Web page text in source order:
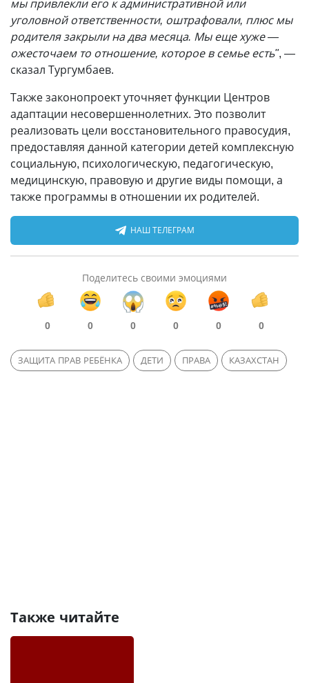
мы привлекли его к административной или
уголовной ответственности, оштрафовали, плюс мы
родителя закрыли на два месяца. Мы еще хуже —
ожесточаем то отношение, которое в семье есть", —
сказал Тургумбаев.
Также законопроект уточняет функции Центров
адаптации несовершеннолетних. Это позволит
реализовать цели восстановительного правосудия,
предоставляя данной категории детей комплексную
социальную, психологическую, педагогическую,
медицинскую, правовую и другие виды помощи, а
также программы в отношении их родителей.
НАШ ТЕЛЕГРАМ
Поделитесь своими эмоциями
0 0 0 0 0 0
ЗАЩИТА ПРАВ РЕБЁНКА ДЕТИ ПРАВА КАЗАХСТАН
Также читайте